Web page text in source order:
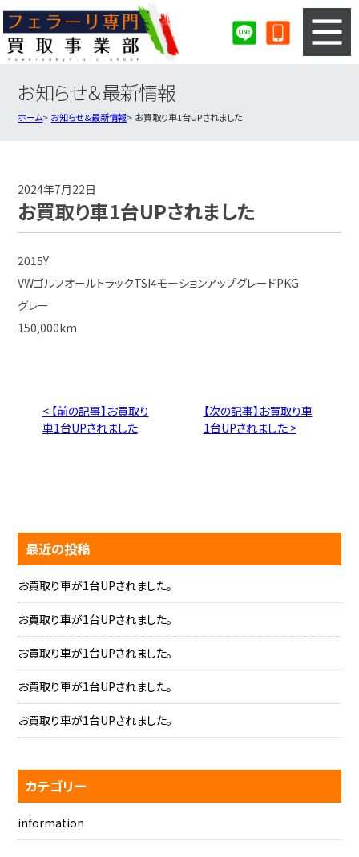
3ステップのカンタン査定
フェラーリ買取実績
お知らせ＆最新情報
ホーム お知らせ＆最新情報 お買取り車1台UPされました
2024年7月22日
お買取り車1台UPされました
2015Y
VWゴルフオールトラックTSI4モーションアップグレードPKG
グレー
150,000km
< 【前の記事】お買取り
車1台UPされました
【次の記事】お買取り車
1台UPされました >
最近の投稿
お買取り車が1台UPされました。
お買取り車が1台UPされました。
お買取り車が1台UPされました。
お買取り車が1台UPされました。
お買取り車が1台UPされました。
カテゴリー
information